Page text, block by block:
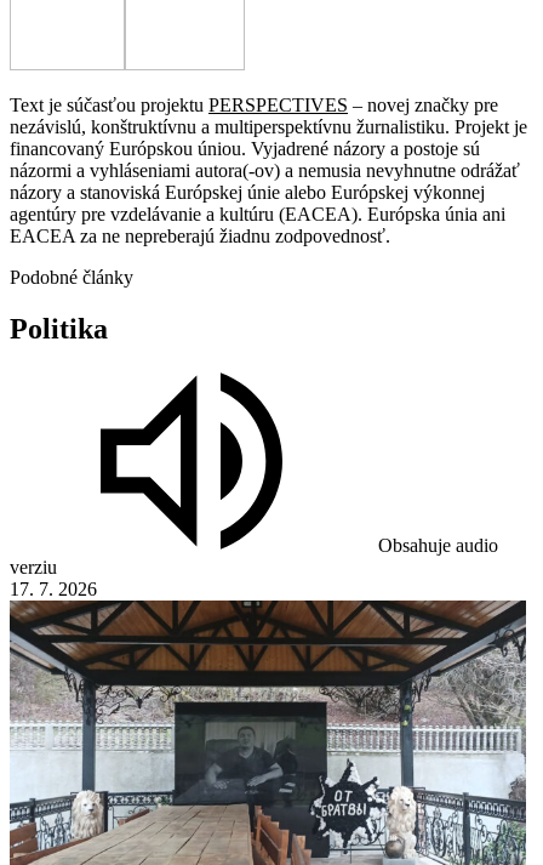
Text je súčasťou projektu PERSPECTIVES – novej značky pre
nezávislú, konštruktívnu a multiperspektívnu žurnalistiku. Projekt je
financovaný Európskou úniou. Vyjadrené názory a postoje sú
názormi a vyhláseniami autora(-ov) a nemusia nevyhnutne odrážať
názory a stanoviská Európskej únie alebo Európskej výkonnej
agentúry pre vzdelávanie a kultúru (EACEA). Európska únia ani
EACEA za ne nepreberajú žiadnu zodpovednosť.
Podobné články
Politika
Obsahuje audio
verziu
17. 7. 2026